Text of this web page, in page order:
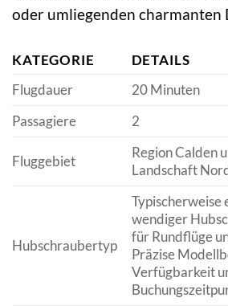
oder umliegenden charmanten
KATEGORIE
DETAILS
Flugdauer
20 Minuten
Passagiere
2
Fluggebiet
Region Calden
Landschaft
Hubschraubertyp
Typischerweise
wendiger
für Rundflüge
Präzise
Verfügbarkeit